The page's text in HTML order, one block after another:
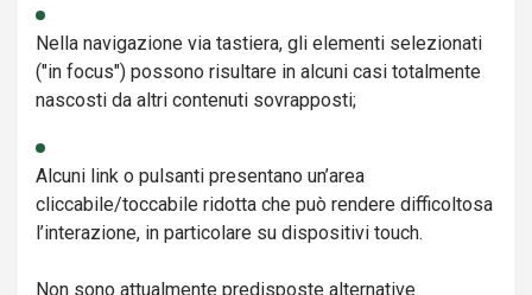
Nella navigazione via tastiera, gli elementi selezionati
("in focus") possono risultare in alcuni casi totalmente
nascosti da altri contenuti sovrapposti;
Alcuni link o pulsanti presentano un’area
cliccabile/toccabile ridotta che può rendere difficoltosa
l’interazione, in particolare su dispositivi touch.
Non sono attualmente predisposte alternative